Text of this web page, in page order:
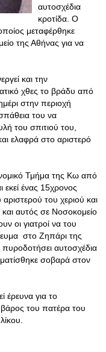
αυτοσχέδια
κροτίδα. Ο
μεταφέρθηκε
της Αθήνας για να
και την
χθες το βράδυ από
στην περιοχή
του να
του σπιτιού του,
ελαφρά στο αριστερό
Τμήμα της Κω από
ένας 15χρονος
του χεριού και
αυτός σε Νοσοκομείο
οι γιατροί να του
στο Ζηπάρι της
αυτοσχέδια
σοβαρά στον
έρευνα για το
βάρος του πατέρα του